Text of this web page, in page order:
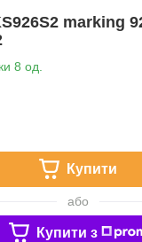
marking
8 од.
Купити
або
Купити з